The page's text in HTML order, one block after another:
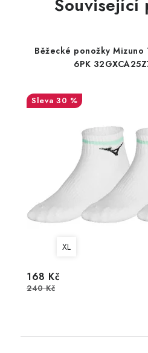
Související
Běžecké ponožky
6PK
30 %
XL
168 Kč
240 Kč